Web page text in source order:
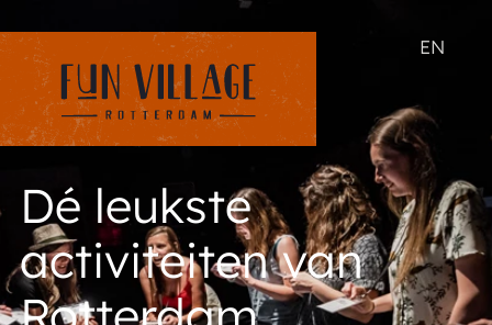
EN
Dé leukste
activiteiten van